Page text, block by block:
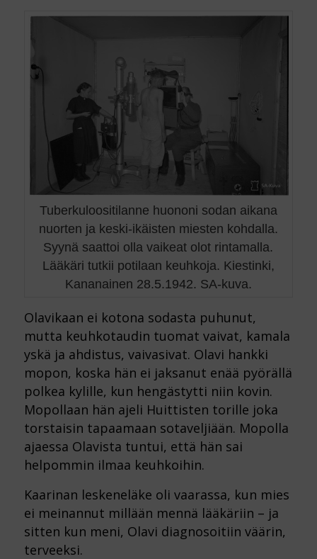
Tuberkuloositilanne huononi sodan aikana
nuorten ja keski-ikäisten miesten kohdalla.
Syynä saattoi olla vaikeat olot rintamalla.
Lääkäri tutkii potilaan keuhkoja. Kiestinki,
Kananainen 28.5.1942. SA-kuva.
Olavikaan ei kotona sodasta puhunut,
mutta keuhkotaudin tuomat vaivat, kamala
yskä ja ahdistus, vaivasivat. Olavi hankki
mopon, koska hän ei jaksanut enää pyörällä
polkea kylille, kun hengästytti niin kovin.
Mopollaan hän ajeli Huittisten torille joka
torstaisin tapaamaan sotaveljiään. Mopolla
ajaessa Olavista tuntui, että hän sai
helpommin ilmaa keuhkoihin.
Kaarinan leskeneläke oli vaarassa, kun mies
ei meinannut millään mennä lääkäriin – ja
sitten kun meni, Olavi diagnosoitiin väärin,
terveeksi.